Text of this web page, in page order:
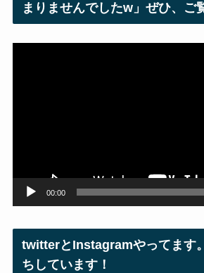
まりませんでしたw」ぜひ、ご
00:00
twitterとInstagramやってます
ちしています！